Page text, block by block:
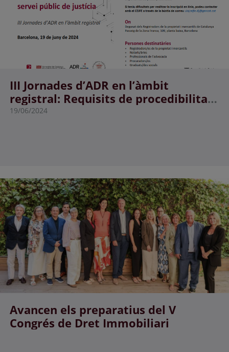
III Jornades d’ADR en l’àmbit
registral: Requisits de procedibilitat
en el Projecte de llei orgànica de
19/06/2024
Avancen els preparatius del V
Congrés de Dret Immobiliari